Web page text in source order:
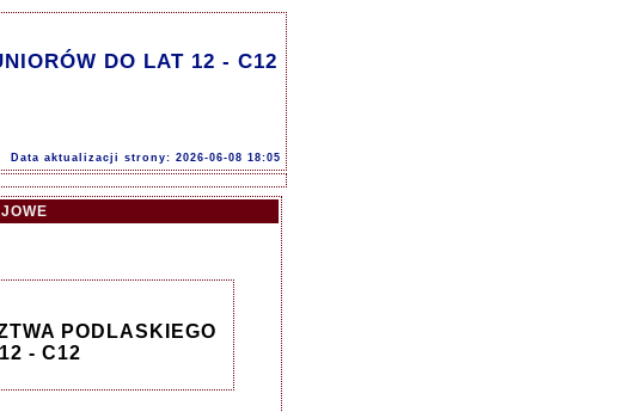
DO LAT 12 - C12
Data aktualizacji strony: 2026-06-08 18:05
PODLASKIEGO
- C12